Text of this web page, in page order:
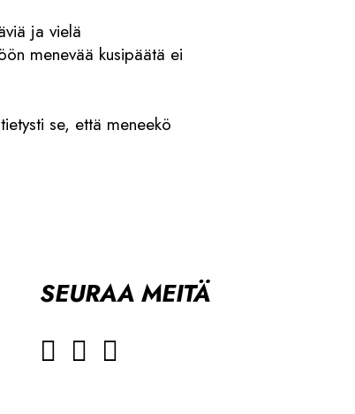
ja vielä
menevää kusipäätä ei
se, että meneekö
SEURAA MEITÄ